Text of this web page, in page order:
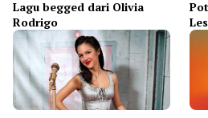
Lagu begged dari Olivia
Rodrigo